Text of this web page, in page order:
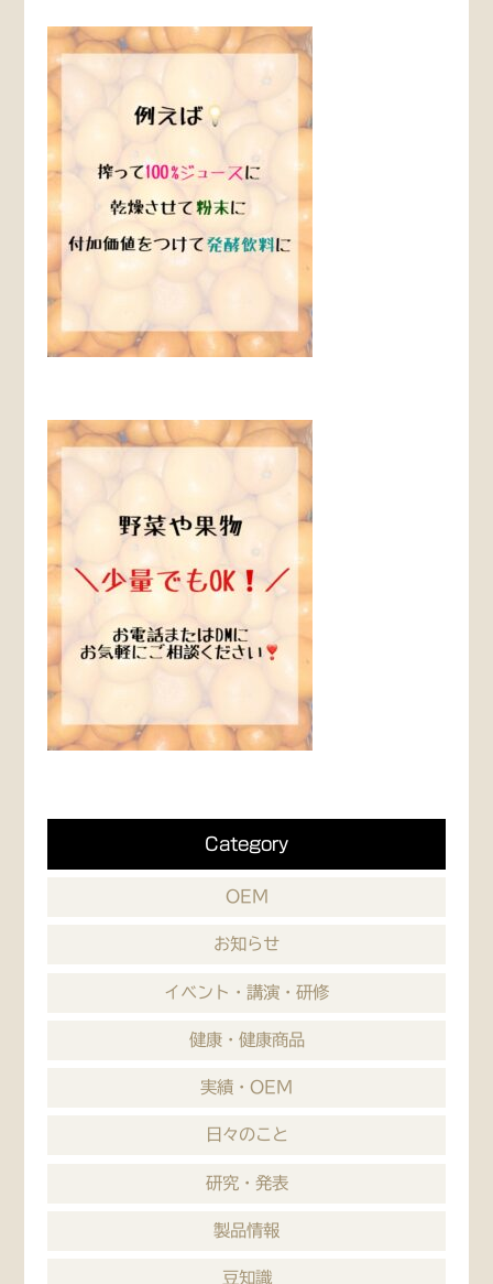
Category
OEM
お知らせ
イベント・講演・研修
健康・健康商品
実績・OEM
日々のこと
研究・発表
製品情報
豆知識